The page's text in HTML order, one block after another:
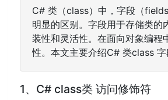
C# 类（class）中，字段（
明显的区别。字段用于存储类
装性和灵活性。在面向对象编程
性。本文主要介绍C# 类class 字
1、C# class类 访问修饰符